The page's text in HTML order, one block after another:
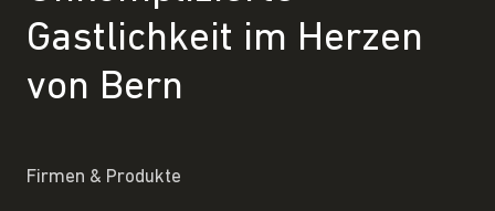
Gastlichkeit im Herzen
von Bern
Firmen & Produkte